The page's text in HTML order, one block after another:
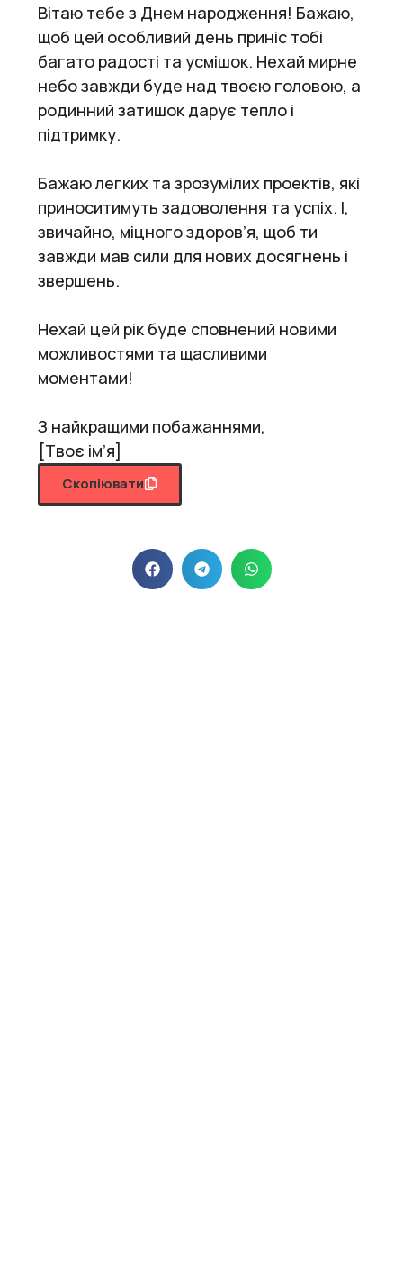
Вітаю тебе з Днем народження! Бажаю,
щоб цей особливий день приніс тобі
багато радості та усмішок. Нехай мирне
небо завжди буде над твоєю головою, а
родинний затишок дарує тепло і
підтримку.
Бажаю легких та зрозумілих проектів, які
приноситимуть задоволення та успіх. І,
звичайно, міцного здоров’я, щоб ти
завжди мав сили для нових досягнень і
звершень.
Нехай цей рік буде сповнений новими
можливостями та щасливими
моментами!
З найкращими побажаннями,
[Твоє ім’я]
Скопіювати